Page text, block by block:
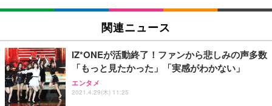
SIHOO B100 オフィスチェア／デスクチェア メッシ
ュチェア 人間工学 疲れない ブラック
￥27,999
Sezlife オフィスチェア デスクチェア 疲れない テレ
ワーク チェア 強化バックレスト 30度ロッキング機
能 人間工学 椅子 腰サポート 90度跳ね上げ式アーム
EIZO ビジネス向けプレミアムモニター | FlexScan
【純正品】27"ゲーミングモニター DualSense 充電
フック付き（CFI-ZDM1J）
Amazonベーシック ペットシーツ 厚型 ワイド 42枚
x2袋(84枚) ホワイト(吸収面:ライトブルー)
￥3,234
ネオ・ルーライフ ネオ・オムツ L 中型犬用 26枚入
り 単品
関連ニュース
IZ*ONEが活動終了！ファンから悲しみの声多数
「もっと見たかった」「実感がわかない」
エンタメ
2021.4.29(木) 11:25